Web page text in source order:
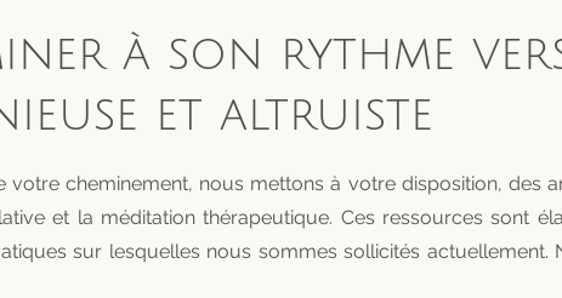
à son rythme
et altruiste
cheminement, nous mettons à votre disposition, des
et la méditation thérapeutique. Ces ressources sont
sur lesquelles nous sommes sollicités actuellement.